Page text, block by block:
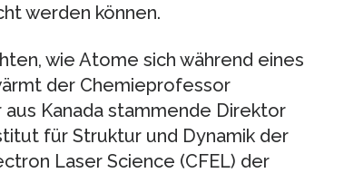
werden können.
wie Atome sich während eines
der Chemieprofessor
Kanada stammende Direktor
für Struktur und Dynamik der
Laser Science (CFEL) der